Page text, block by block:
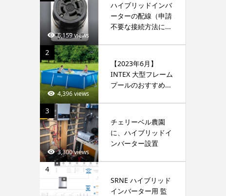
6,159 views
ハイブリッドインバ
ーターの配線（申請
不要な接続方法に...
2
4,396 views
【2023年6月】
INTEX 大型フレーム
プールのおすすめ...
3
3,300 views
チェリーベル農園
に、ハイブリッドイ
ンバーター設置
4
SRNE ハイブリッド
インバーター用 監